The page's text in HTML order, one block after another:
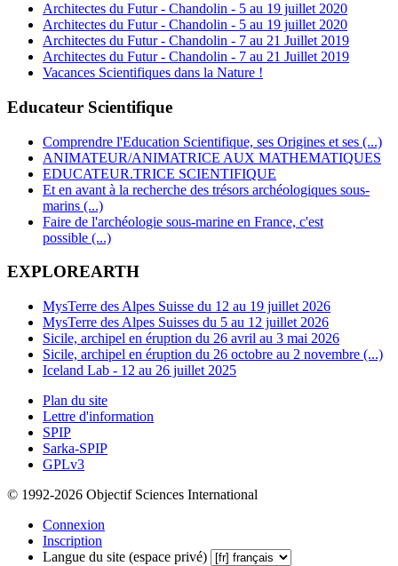
Architectes du Futur - Chandolin - 5 au 19 juillet 2020
Architectes du Futur - Chandolin - 5 au 19 juillet 2020
Architectes du Futur - Chandolin - 7 au 21 Juillet 2019
Architectes du Futur - Chandolin - 7 au 21 Juillet 2019
Vacances Scientifiques dans la Nature !
Educateur Scientifique
Comprendre l'Education Scientifique, ses Origines et ses (...)
ANIMATEUR/ANIMATRICE AUX MATHEMATIQUES
EDUCATEUR.TRICE SCIENTIFIQUE
Et en avant à la recherche des trésors archéologiques sous-
marins (...)
Faire de l'archéologie sous-marine en France, c'est
possible (...)
EXPLOREARTH
MysTerre des Alpes Suisse du 12 au 19 juillet 2026
MysTerre des Alpes Suisses du 5 au 12 juillet 2026
Sicile, archipel en éruption du 26 avril au 3 mai 2026
Sicile, archipel en éruption du 26 octobre au 2 novembre (...)
Iceland Lab - 12 au 26 juillet 2025
Plan du site
Lettre d'information
SPIP
Sarka-SPIP
GPLv3
© 1992-2026 Objectif Sciences International
Connexion
Inscription
Langue du site (espace privé)